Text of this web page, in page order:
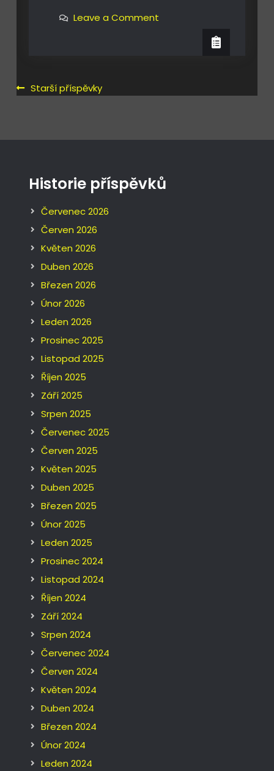
na
Leave a Commenton
Navigace
Starší příspěvky
Historie příspěvků
Červenec 2026
Červen 2026
Květen 2026
Duben 2026
Březen 2026
Únor 2026
Leden 2026
Prosinec 2025
Listopad 2025
Říjen 2025
Září 2025
Srpen 2025
Červenec 2025
Červen 2025
Květen 2025
Duben 2025
Březen 2025
Únor 2025
Leden 2025
Prosinec 2024
Listopad 2024
Říjen 2024
Září 2024
Srpen 2024
Červenec 2024
Červen 2024
Květen 2024
Duben 2024
Březen 2024
Únor 2024
Leden 2024